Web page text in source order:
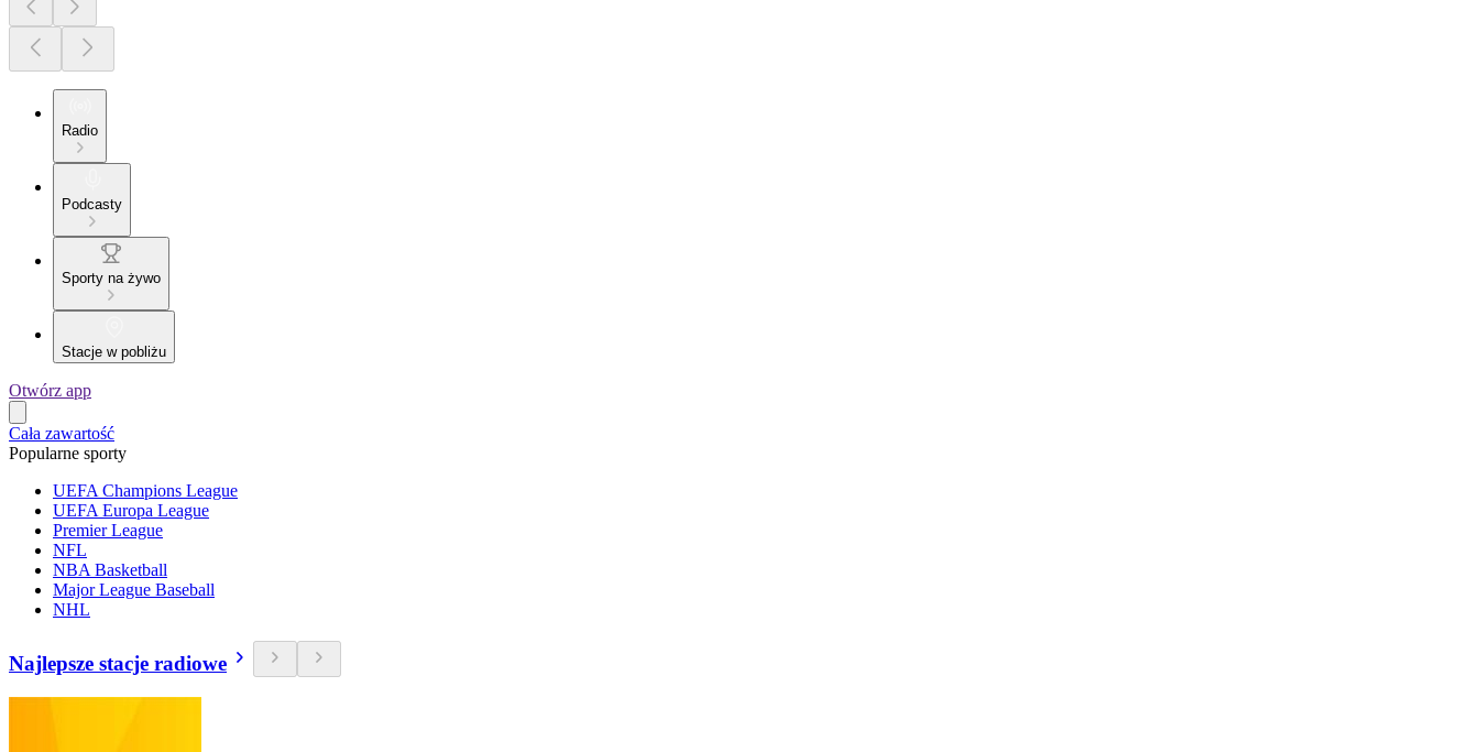
Radio
Podcasty
Sporty na żywo
Stacje w pobliżu
Otwórz app
Cała zawartość
Popularne sporty
UEFA Champions League
UEFA Europa League
Premier League
NFL
NBA Basketball
Major League Baseball
NHL
Najlepsze stacje radiowe